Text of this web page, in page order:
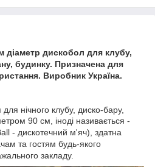
діаметр дискобол для клубу,
будинку. Призначена для
Виробник Україна.
нічного клубу, диско-бару,
90 см, іноді називається -
- дискотечний м'яч), здатна
та гостям будь-якого
закладу.